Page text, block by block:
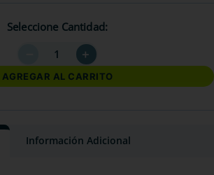
Seleccione Cantidad
＋
AGREGAR AL CARRITO
Información Adicional